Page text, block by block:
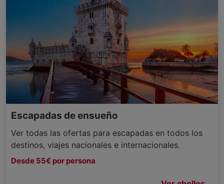
Escapadas de ensueño
Ver todas las ofertas para escapadas en todos los
destinos, viajes nacionales e internacionales.
Desde 55€ por persona